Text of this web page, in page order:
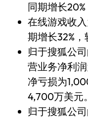
同期增长20%
在线游戏收
期增长32%，
归于搜狐公
营业务净利
净亏损为
4,700万美元。
归于搜狐公